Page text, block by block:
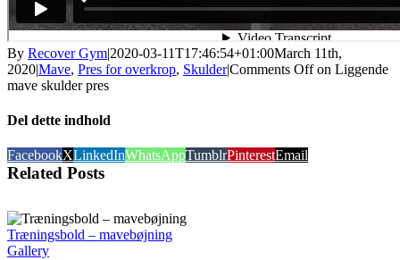
By Recover Gym|2020-03-11T17:46:54+01:00March 11th,
2020|Mave, Pres for overkrop, Skulder|Comments Offon Liggende
mave skulder pres
Del dette indhold
FacebookXLinkedInWhatsAppTumblrPinterestEmail
Related Posts
Træningsbold – mavebøjning
Gallery